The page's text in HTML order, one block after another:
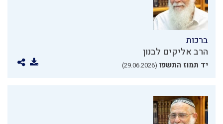
ברכות
הרב אליקים לבנון
יד תמוז התשפו (29.06.2026)